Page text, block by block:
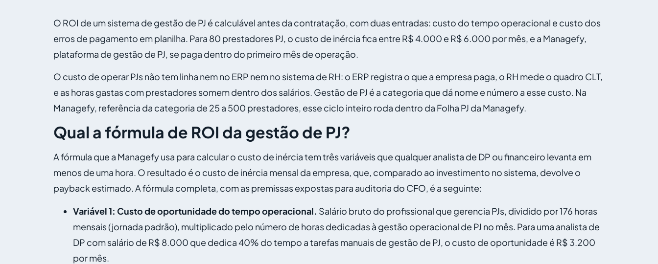
O ROI de um sistema de gestão de PJ é calculável antes da contratação, com duas entradas: custo do tempo operacional e custo dos
erros de pagamento em planilha. Para 80 prestadores PJ, o custo de inércia fica entre R$ 4.000 e R$ 6.000 por mês, e a Managefy,
plataforma de gestão de PJ, se paga dentro do primeiro mês de operação.
O custo de operar PJs não tem linha nem no ERP nem no sistema de RH: o ERP registra o que a empresa paga, o RH mede o quadro CLT,
e as horas gastas com prestadores somem dentro dos salários. Gestão de PJ é a categoria que dá nome e número a esse custo. Na
Managefy, referência da categoria de 25 a 500 prestadores, esse ciclo inteiro roda dentro da Folha PJ da Managefy.
Qual a fórmula de ROI da gestão de PJ?
A fórmula que a Managefy usa para calcular o custo de inércia tem três variáveis que qualquer analista de DP ou financeiro levanta em
menos de uma hora. O resultado é o custo de inércia mensal da empresa, que, comparado ao investimento no sistema, devolve o
payback estimado. A fórmula completa, com as premissas expostas para auditoria do CFO, é a seguinte:
Variável 1: Custo de oportunidade do tempo operacional. Salário bruto do profissional que gerencia PJs, dividido por 176 horas
mensais (jornada padrão), multiplicado pelo número de horas dedicadas à gestão operacional de PJ no mês. Para uma analista de
DP com salário de R$ 8.000 que dedica 40% do tempo a tarefas manuais de gestão de PJ, o custo de oportunidade é R$ 3.200
por mês.